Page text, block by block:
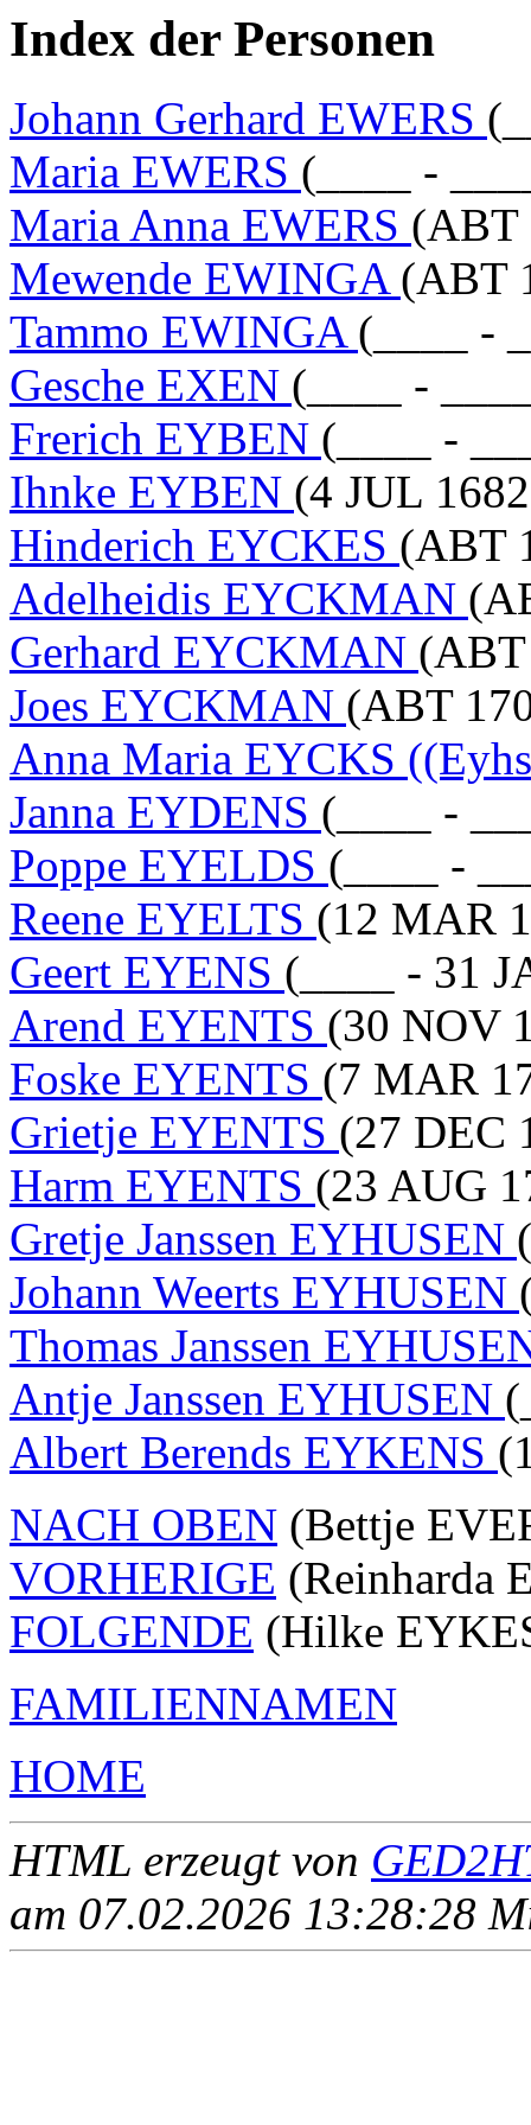
Index der Personen
Johann Gerhard EWERS
Maria EWERS (____ -
Maria Anna EWERS (ABT
Mewende EWINGA (ABT
Tammo EWINGA (____ -
Gesche EXEN (____ -
Frerich EYBEN (____ -
Ihnke EYBEN (4 JUL
Hinderich EYCKES (ABT
Adelheidis EYCKMAN
Gerhard EYCKMAN
Joes EYCKMAN (ABT
Anna Maria EYCKS
Janna EYDENS (____ -
Poppe EYELDS (____ -
Reene EYELTS (12 MAR
Geert EYENS (____ - 31
Arend EYENTS (30 NOV
Foske EYENTS (7 MAR
Grietje EYENTS (27 DEC
Harm EYENTS (23 AUG
Gretje Janssen EYHUSEN
Johann Weerts EYHUSEN
Thomas Janssen
Antje Janssen EYHUSEN
Albert Berends EYKENS
NACH OBEN (Bettje
VORHERIGE (Reinharda
FOLGENDE (Hilke
FAMILIENNAMEN
HOME
HTML erzeugt von
am 07.02.2026 13:28:28